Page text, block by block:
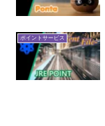
ポイントサービス